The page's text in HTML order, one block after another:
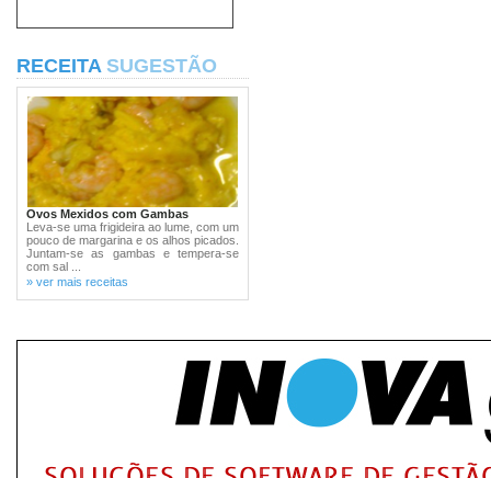
RECEITA SUGESTÃO
Ovos Mexidos com Gambas
Leva-se uma frigideira ao lume, com um
pouco de margarina e os alhos picados.
Juntam-se as gambas e tempera-se
com sal ...
» ver mais receitas